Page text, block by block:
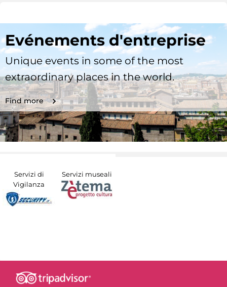
Evénements d'entreprise
Unique events in some of the most
extraordinary places in the world.
Find more
Servizi di
Vigilanza
Servizi museali